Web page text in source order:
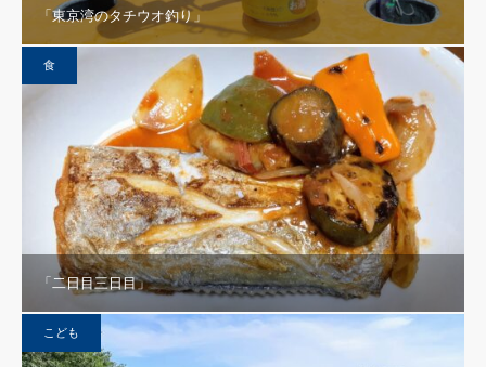
「東京湾のタチウオ釣り」
食
「二日目三日目」
こども